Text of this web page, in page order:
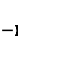
】